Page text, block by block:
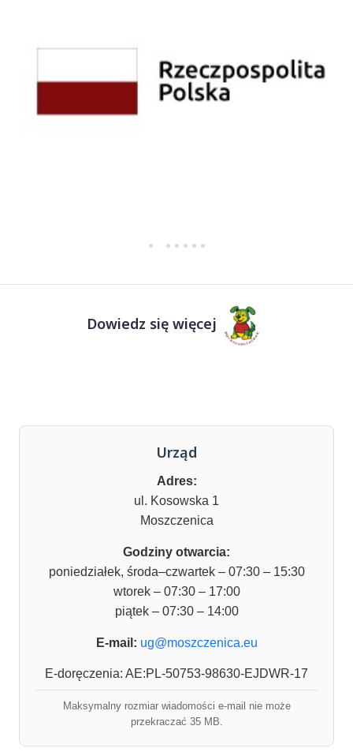
Dowiedz się więcej
Urząd
Adres:
ul. Kosowska 1
Moszczenica
Godziny otwarcia:
poniedziałek, środa–czwartek – 07:30 – 15:30
wtorek – 07:30 – 17:00
piątek – 07:30 – 14:00
E-mail: ug@moszczenica.eu
E-doręczenia: AE:PL-50753-98630-EJDWR-17
Maksymalny rozmiar wiadomości e-mail nie może
przekraczać 35 MB.